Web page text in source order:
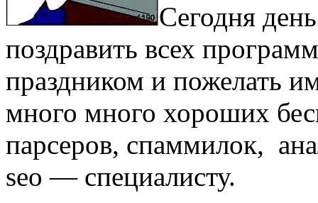
Сегодня
поздравить всех
праздником и пожелать
много много хороших
парсеров, спаммилок,
seo — специалисту.